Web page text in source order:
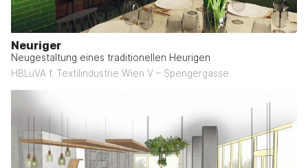
Neuriger
Neugestaltung eines traditionellen Heurigen
HBLuVA f. Textilindustrie Wien V – Spengergasse